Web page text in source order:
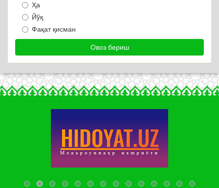
Ҳа
Йўқ
Фақат қисман